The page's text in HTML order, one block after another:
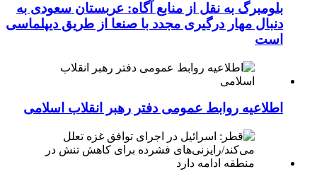
بلومبرگ به نقل از منابع آگاه: عربستان سعودی به
دنبال مهار درگیری مجدد با صنعا از طریق دیپلماسی
است
اطلاعیه روابط عمومی دفتر رهبر انقلاب اسلامی